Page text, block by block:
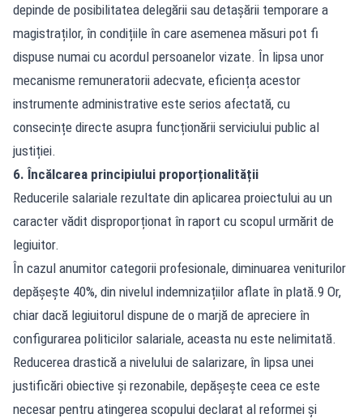
depinde de posibilitatea delegării sau detașării temporare a
magistraților, în condițiile în care asemenea măsuri pot fi
dispuse numai cu acordul persoanelor vizate. În lipsa unor
mecanisme remuneratorii adecvate, eficiența acestor
instrumente administrative este serios afectată, cu
consecințe directe asupra funcționării serviciului public al
justiției.
6. Încălcarea principiului proporționalității
Reducerile salariale rezultate din aplicarea proiectului au un
caracter vădit disproporționat în raport cu scopul urmărit de
legiuitor.
În cazul anumitor categorii profesionale, diminuarea veniturilor
depășește 40%, din nivelul indemnizațiilor aflate în plată.9 Or,
chiar dacă legiuitorul dispune de o marjă de apreciere în
configurarea politicilor salariale, aceasta nu este nelimitată.
Reducerea drastică a nivelului de salarizare, în lipsa unei
justificări obiective și rezonabile, depășește ceea ce este
necesar pentru atingerea scopului declarat al reformei și